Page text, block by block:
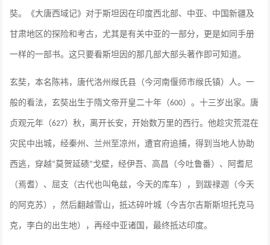
奘。《大唐西域记》对于斯坦因在印度西北部、中亚、中国新疆及
甘肃地区的探险和考古，尤其是有关中亚的一部分，更是如同手册
一样的一部书。这只要看斯坦因的那几部大部头著作即可知道。
玄奘，本名陈袆，唐代洛州缑氏县（今河南偃师市缑氏镇）人。一
般的看法，玄奘出生于隋文帝开皇二十年（600）。十三岁出家。唐
贞观元年（627）秋，离开长安，开始数万里的西行。他趁灾荒混在
灾民中出城，经秦州、兰州至凉州，遭官府追捕，得到当地人协助
西逃，穿越“莫贺延碛”戈壁，经伊吾、高昌（今吐鲁番）、阿耆尼
（焉耆）、屈支（古代也叫龟兹，今天的库车），到跋禄迦（今天
的阿克苏），然后翻越雪山，抵达碎叶城（今吉尔吉斯斯坦托克马
克，李白的出生地），再经中亚诸国，最终抵达印度。